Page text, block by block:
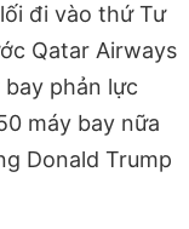
đi vào thứ Tư
Qatar Airways
phản lực
máy bay nữa
Donald Trump